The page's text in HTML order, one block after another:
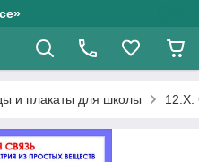
и плакаты для школы 12.Х.